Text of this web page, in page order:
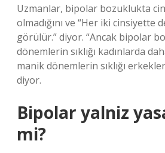
Uzmanlar, bipolar bozuklukta
olmadığını ve “Her iki cinsiyette
görülür.” diyor. “Ancak bipolar
dönemlerin sıklığı kadınlarda
manik dönemlerin sıklığı
diyor.
Bipolar yalniz
mi?